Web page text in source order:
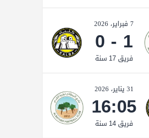
7 فبراير، 2026
1
-
0 فريق 17 سنة
31 يناير، 2026
16:05
فريق 14 سنة